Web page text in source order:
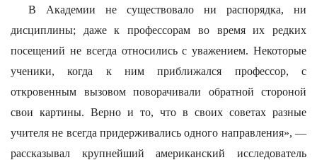
В Академии не существовало ни распорядка, ни
дисциплины; даже к профессорам во время их редких
посещений не всегда относились с уважением. Некоторые
ученики, когда к ним приближался профессор, с
откровенным вызовом поворачивали обратной стороной
свои картины. Верно и то, что в своих советах разные
учителя не всегда придерживались одного направления», —
рассказывал крупнейший американский исследователь